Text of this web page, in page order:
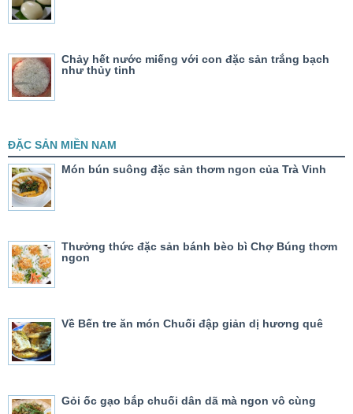
Chảy hết nước miếng với con đặc sản trắng bạch
như thủy tinh
ĐẶC SẢN MIỀN NAM
Món bún suông đặc sản thơm ngon của Trà Vinh
Thưởng thức đặc sản bánh bèo bì Chợ Búng thơm
ngon
Về Bến tre ăn món Chuối đập giản dị hương quê
Gỏi ốc gạo bắp chuối dân dã mà ngon vô cùng